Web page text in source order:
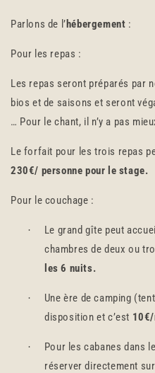
Parlons de l’hébergement :
Pour les repas :
Les repas seront préparés par
bios et de saisons et seront
… Pour le chant, il n’y a pas
Le forfait pour les trois repas
230€/ personne pour le stage.
Pour le couchage :
·
Le grand gîte peut
chambres de deux ou
les 6 nuits.
·
Une ère de camping
disposition et c’est
·
Pour les cabanes dans
réserver directement